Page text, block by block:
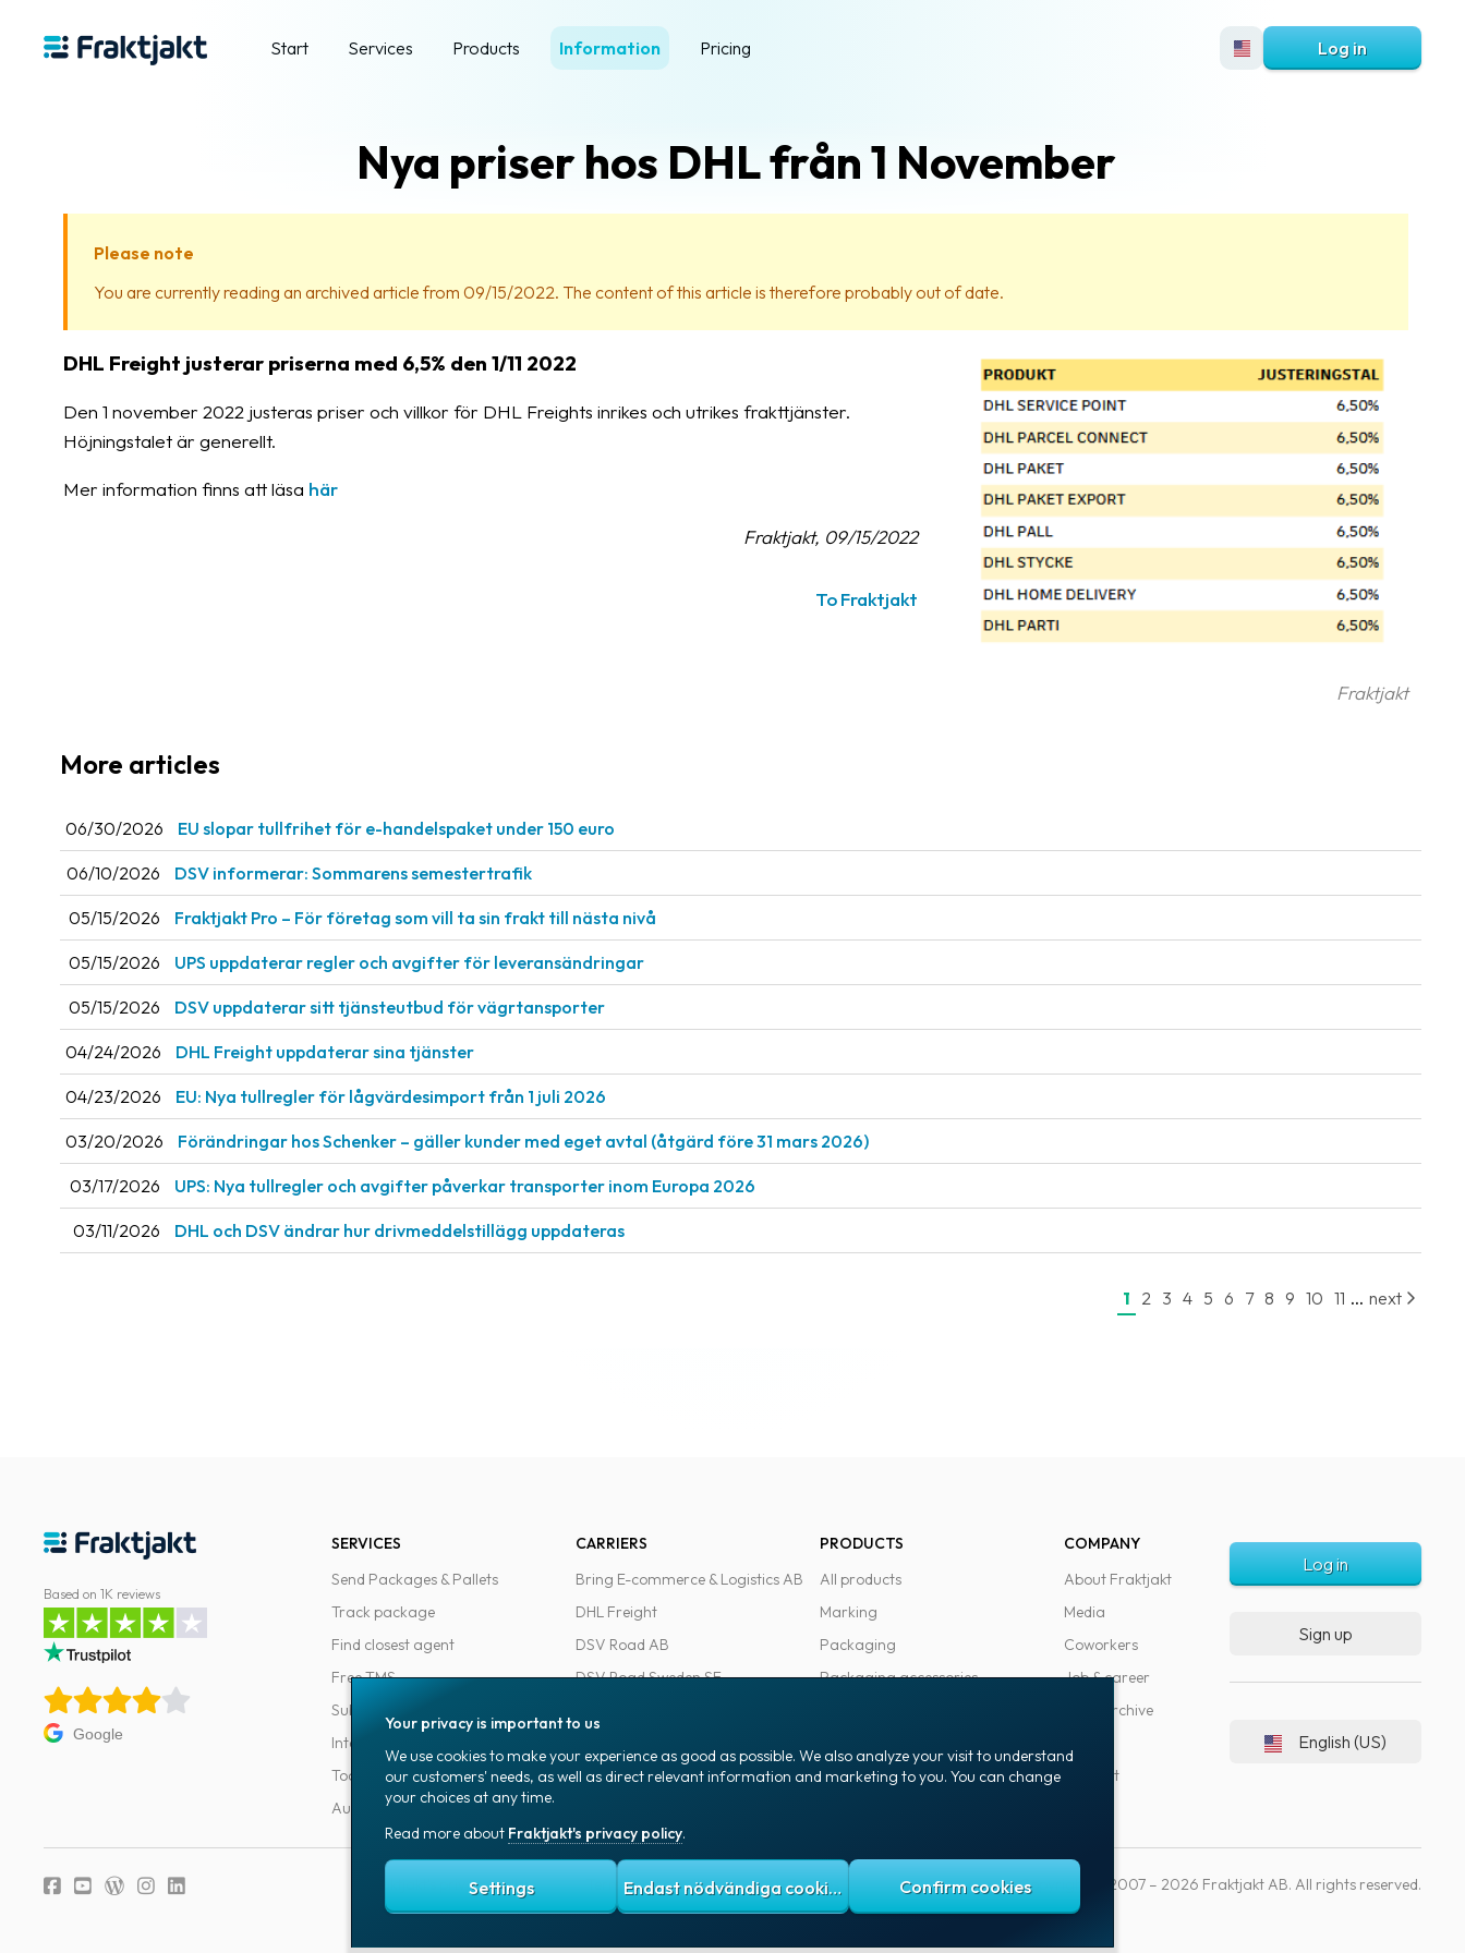
Start Services Products Information Pricing Log in
Nya priser hos DHL från 1 November
Please note
You are currently reading an archived article from 09/15/2022. The content of this article is therefore probably out of date.
Fraktjakt
DHL Freight justerar priserna med 6,5% den 1/11 2022
Den 1 november 2022 justeras priser och villkor för DHL Freights inrikes och utrikes frakttjänster.
Höjningstalet är generellt.
Mer information finns att läsa här
Fraktjakt, 09/15/2022
To Fraktjakt
More articles
06/30/2026 EU slopar tullfrihet för e-handelspaket under 150 euro
06/10/2026 DSV informerar: Sommarens semestertrafik
05/15/2026 Fraktjakt Pro – För företag som vill ta sin frakt till nästa nivå
05/15/2026 UPS uppdaterar regler och avgifter för leveransändringar
05/15/2026 DSV uppdaterar sitt tjänsteutbud för vägrtansporter
04/24/2026 DHL Freight uppdaterar sina tjänster
04/23/2026 EU: Nya tullregler för låg­värdesimport från 1 juli 2026
03/20/2026 Förändringar hos Schenker – gäller kunder med eget avtal (åtgärd före 31 mars 2026)
03/17/2026 UPS: Nya tullregler och avgifter påverkar transporter inom Europa 2026
03/11/2026 DHL och DSV ändrar hur drivmeddelstillägg uppdateras
1 2 3 4 5 6 7 8 9 10 11 ... next
Based on 1K reviews
Google
SERVICES
Send Packages & Pallets
Track package
Find closest agent
Free TMS
Subscriptions
Integrations
Tools for developers
Automations
CARRIERS
Bring E-commerce & Logistics AB
DHL Freight
DSV Road AB
DSV Road Sweden SE
PostNord Sverige AB
PRODUCTS
All products
Marking
Packaging
Packaging accessories
COMPANY
About Fraktjakt
Media
Coworkers
Job & career
News archive
Support
Log in
Sign up
English (US)
Fraktjakt's privacy policy Terms and conditions Cookies Copyright © 2007 – 2026 Fraktjakt AB. All rights reserved.
Your privacy is important to us
We use cookies to make your experience as good as possible. We also analyze your visit to understand
our customers' needs, as well as direct relevant information and marketing to you. You can change
your choices at any time.
Read more about Fraktjakt's privacy policy.
Settings Endast nödvändiga cookies